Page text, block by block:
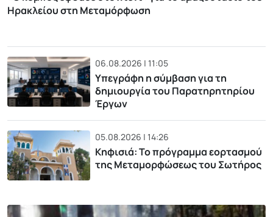
Ηρακλείου στη Μεταμόρφωση
06.08.2026 | 11:05
Υπεγράφη η σύμβαση για τη
δημιουργία του Παρατηρητηρίου
Έργων
05.08.2026 | 14:26
Κηφισιά: Το πρόγραμμα εορτασμού
της Μεταμορφώσεως του Σωτήρος